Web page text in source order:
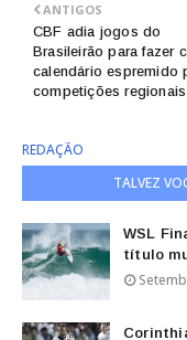
ANTIGOS
CBF adia jogos do
Brasileirão para fazer
calendário espremido
competições regionais
REDAÇÃO
TALVEZ
WSL
título